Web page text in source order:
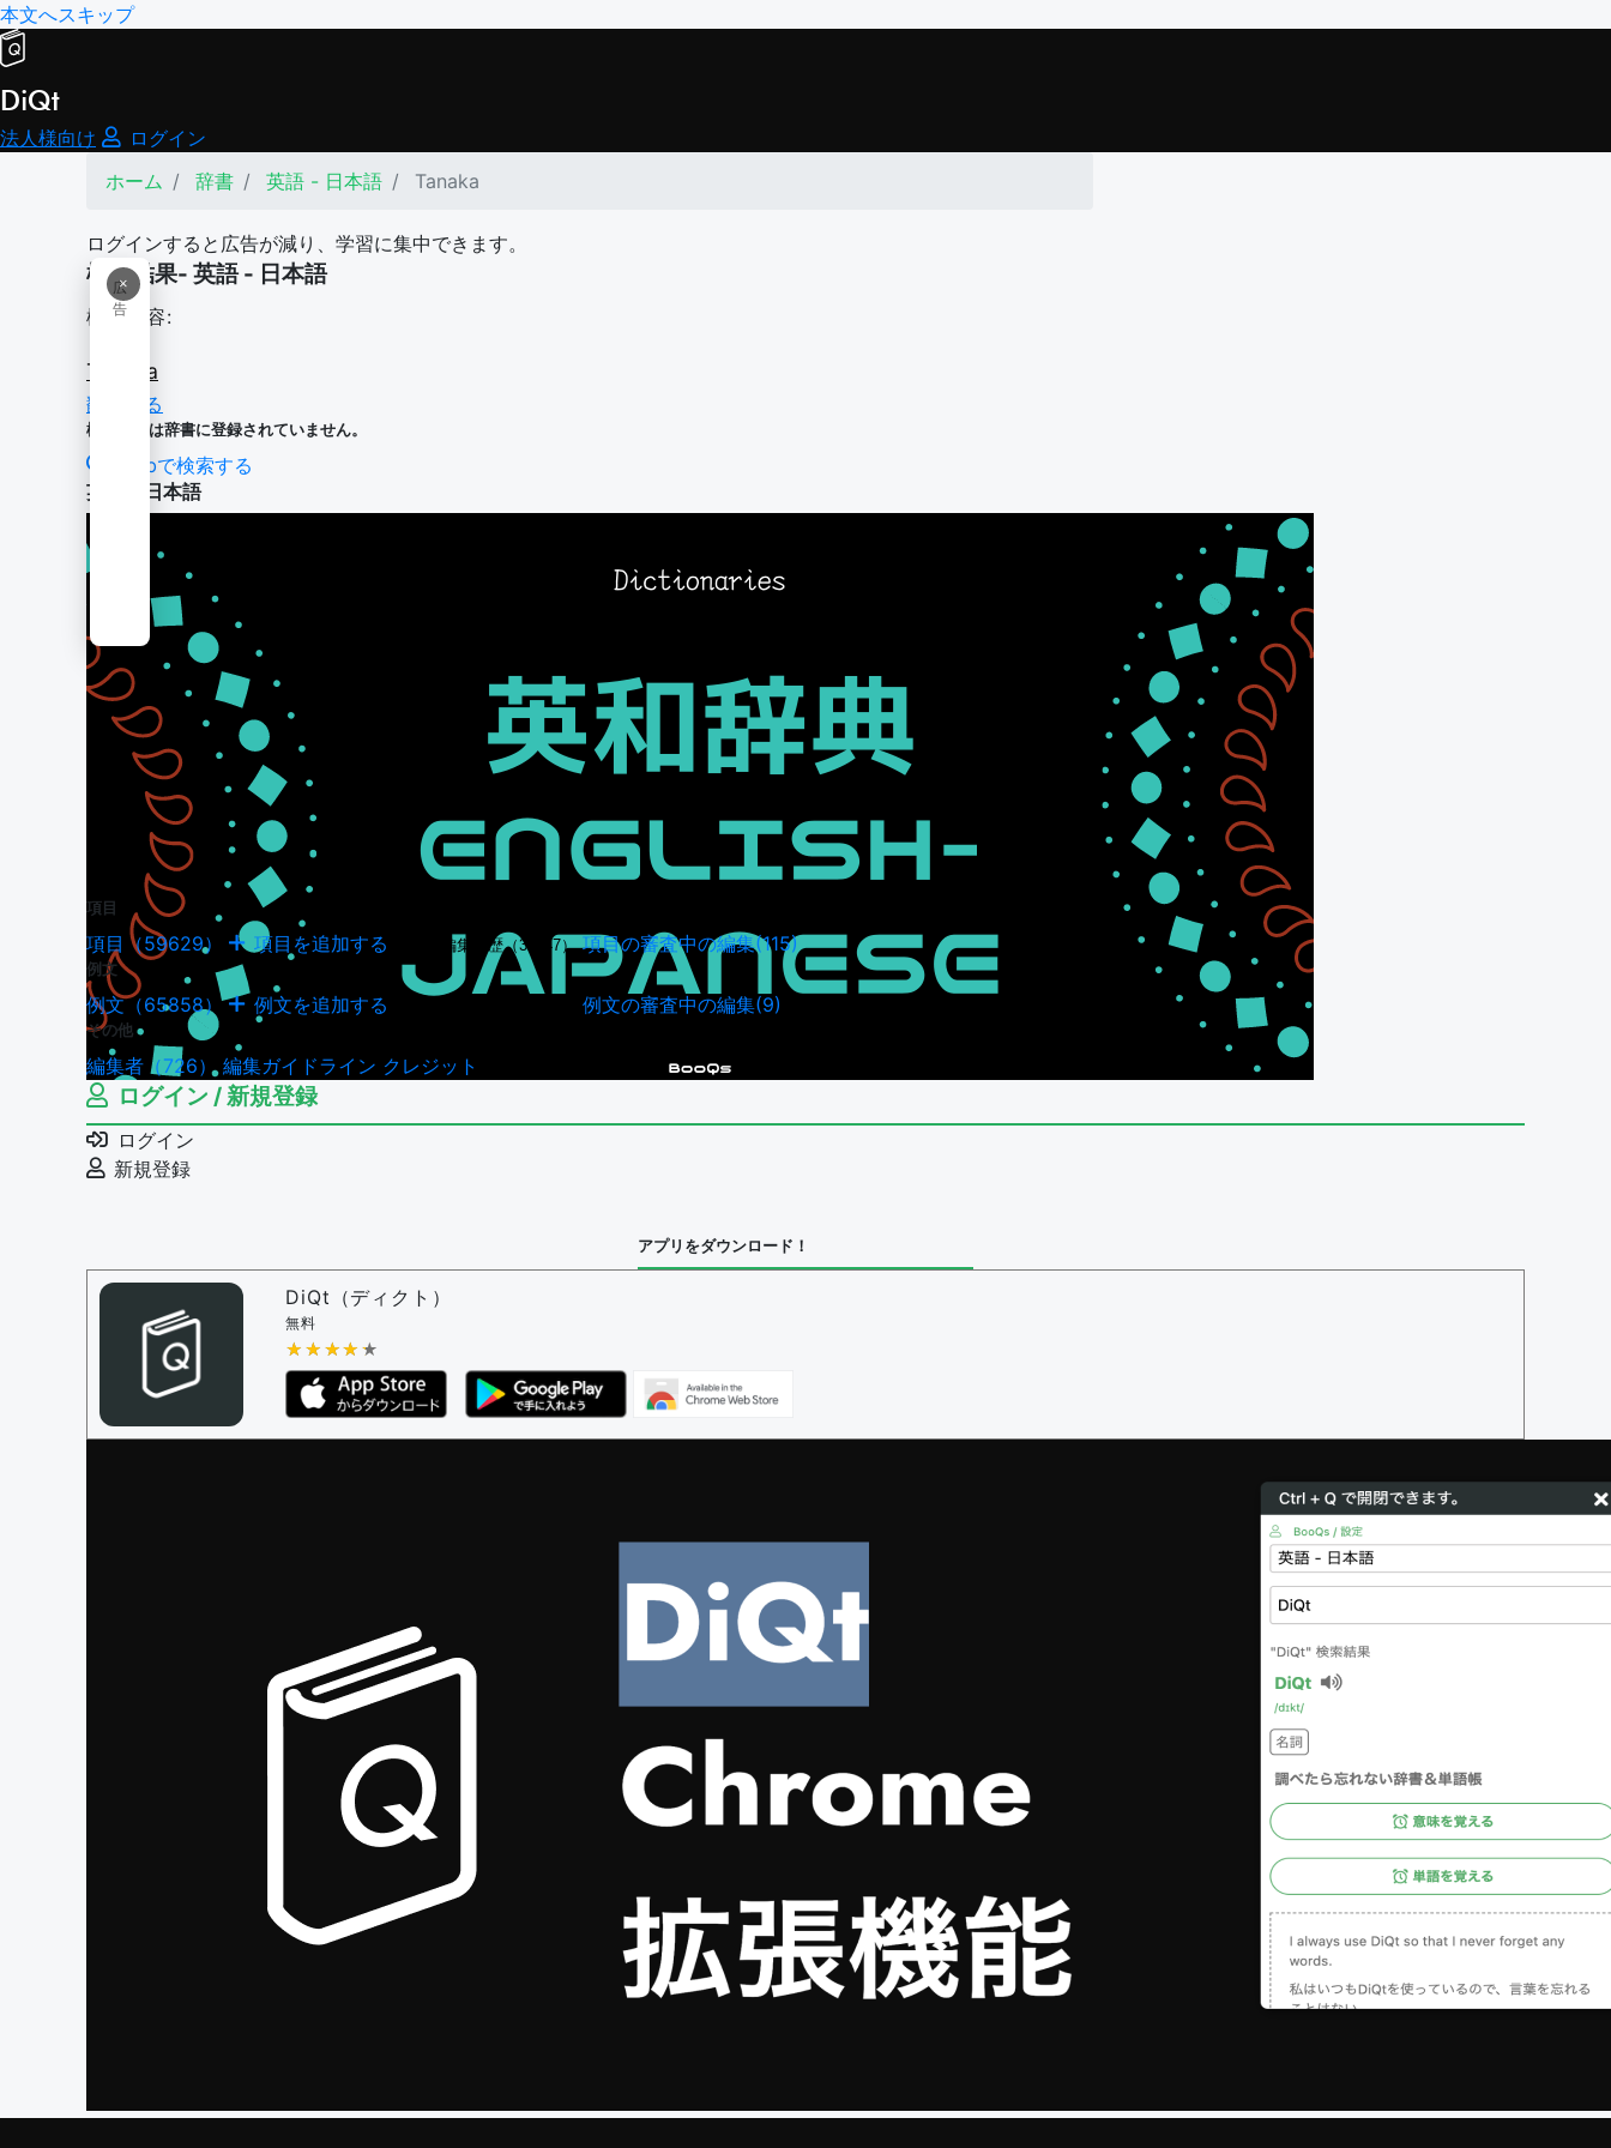
本文へスキップ
DiQt
法人様向け
ログイン
ホーム
辞書 英語 - 日本語 Tanaka
ログインすると広告が減り、学習に集中できます。
×
広
告
検索結果- 英語 - 日本語
検索内容:
Tanaka
翻訳する
検索内容は辞書に登録されていません。
Webで検索する
英語 - 日本語
項目
項目（59629） 項目を追加する 項目の編集履歴（34947） 項目の審査中の編集(115)
例文
例文（65858） 例文を追加する 例文の審査中の編集(9)
その他
編集者（726）編集ガイドライン クレジット
ログイン / 新規登録
ログイン
新規登録
アプリをダウンロード！
DiQt（ディクト）
無料
★★★★★
★★★★★